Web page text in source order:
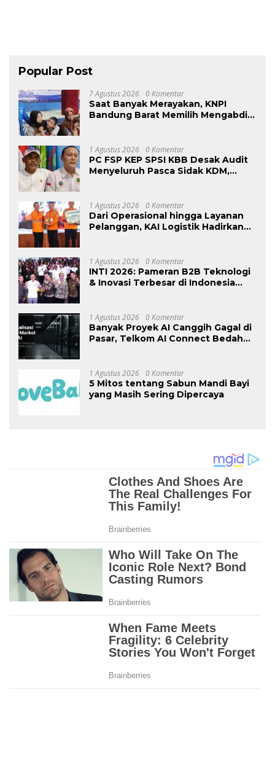
Popular Post
7 Agustus 2026 0 Komentar
Saat Banyak Merayakan, KNPI
Bandung Barat Memilih Mengabdi:
Warga Kurang Mampu
1 Agustus 2026 0 Komentar
PC FSP KEP SPSI KBB Desak Audit
Menyeluruh Pasca Sidak KDM,
Ketenagakerjaan”
1 Agustus 2026 0 Komentar
Dari Operasional hingga Layanan
Pelanggan, KAI Logistik Hadirkan
1 Agustus 2026 0 Komentar
INTI 2026: Pameran B2B Teknologi
& Inovasi Terbesar di Indonesia
1 Agustus 2026 0 Komentar
Banyak Proyek AI Canggih Gagal di
Pasar, Telkom AI Connect Bedah
1 Agustus 2026 0 Komentar
5 Mitos tentang Sabun Mandi Bayi
yang Masih Sering Dipercaya